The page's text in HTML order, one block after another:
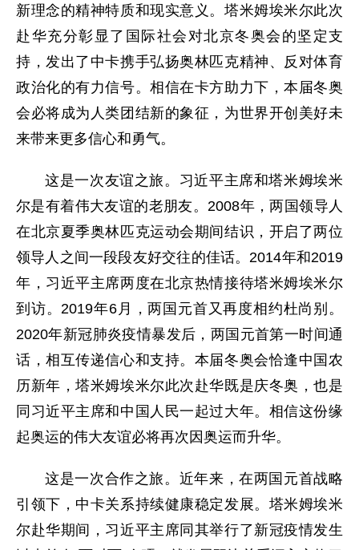
新理念的精神特质和现实意义。塔米姆埃米尔此次
赴华充分彰显了国际社会对北京冬奥会的坚定支
持，发出了中卡携手弘扬奥林匹克精神、反对体育
政治化的有力信号。相信在卡方助力下，本届冬奥
会必将成为人类团结新的象征，为世界开创美好未
来带来更多信心和勇气。
这是一次友谊之旅。习近平主席和塔米姆埃米
尔是有着伟大友谊的老朋友。2008年，两国领导人
在北京夏季奥林匹克运动会期间结识，开启了两位
领导人之间一段段友好交往的佳话。2014年和2019
年，习近平主席两度在北京热情接待塔米姆埃米尔
到访。2019年6月，两国元首又再度相约杜尚别。
2020年新冠肺炎疫情暴发后，两国元首第一时间通
话，相互传递信心和支持。本届冬奥会恰逢中国农
历新年，塔米姆埃米尔此次赴华既是庆冬奥，也是
同习近平主席和中国人民一起过大年。相信这份缘
起奥运的伟大友谊必将再次因奥运而升华。
这是一次合作之旅。近年来，在两国元首战略
引领下，中卡关系持续健康稳定发展。塔米姆埃米
尔赴华期间，习近平主席同其举行了新冠疫情发生